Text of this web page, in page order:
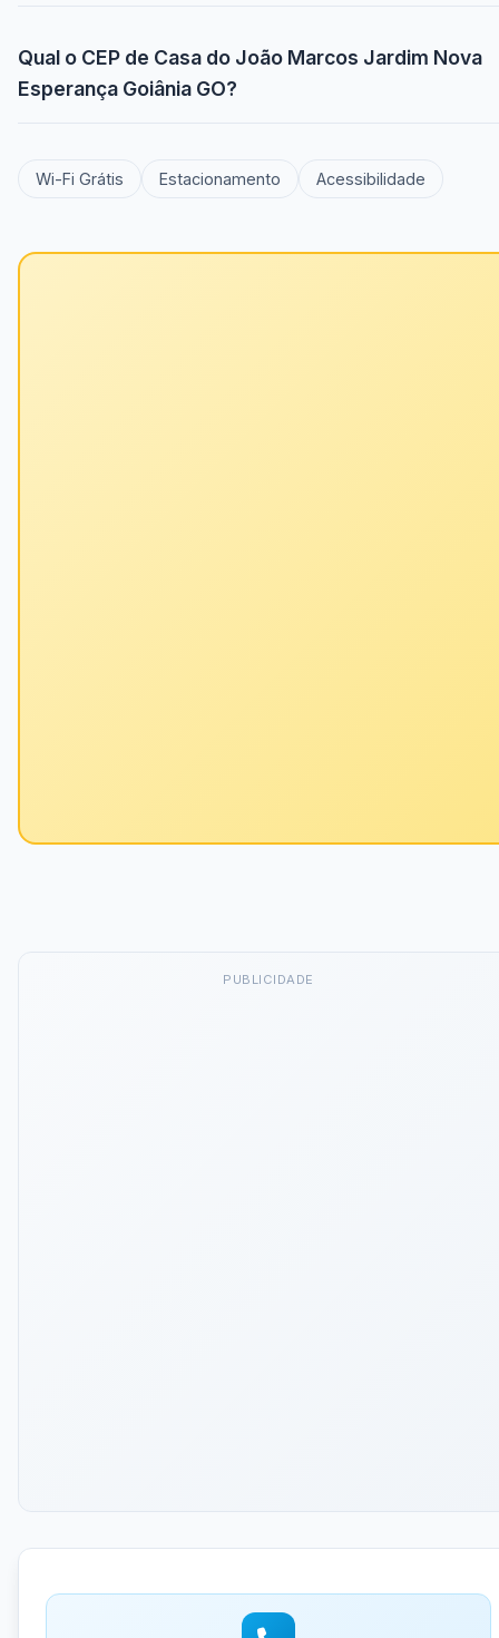
Qual o CEP de Casa do João Marcos Jardim Nova
Esperança Goiânia GO?
Wi-Fi Grátis Estacionamento Acessibilidade
PUBLICIDADE